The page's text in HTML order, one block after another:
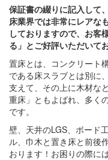
保証書の綴りに記入して
床業界では非常にレアな
しておりますので、お客
る」とご好評いただいて
置床とは、コンクリート
である床スラブとは別に
支えて、その上に木材な
重床」ともよばれ、多く
です。
壁、天井のLGS、ボード
ル、巾木と置き床と前後
おります！お困りの際に